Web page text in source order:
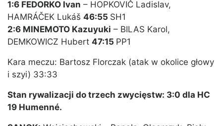
1:6 FEDORKO Ivan – HOPKOVIČ Ladislav,
HAMRÁČEK Lukáš 46:55 SH1
2:6 MINEMOTO Kazuyuki – BILAS Karol,
DEMKOWICZ Hubert 47:15 PP1
Kara meczu: Bartosz Florczak (atak w okolice głowy
i szyi) 33:33
Stan rywalizacji do trzech zwycięstw: 3:0 dla HC
19 Humenné.